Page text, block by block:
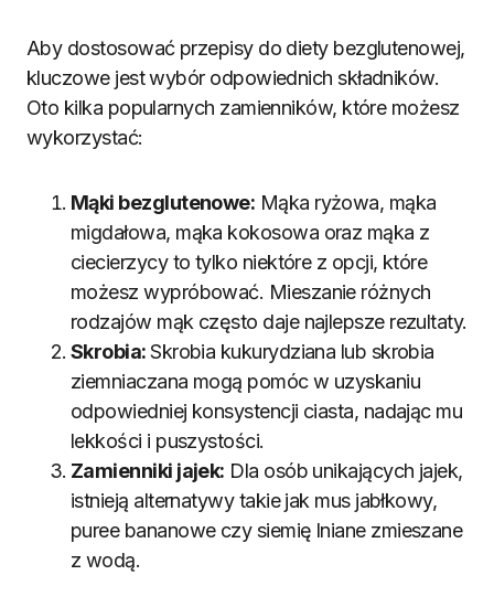
Aby dostosować przepisy do diety bezglutenowej,
kluczowe jest wybór odpowiednich składników.
Oto kilka popularnych zamienników, które możesz
wykorzystać:
Mąki bezglutenowe: Mąka ryżowa, mąka
migdałowa, mąka kokosowa oraz mąka z
ciecierzycy to tylko niektóre z opcji, które
możesz wypróbować. Mieszanie różnych
rodzajów mąk często daje najlepsze rezultaty.
Skrobia:Skrobia kukurydziana lub skrobia
ziemniaczana mogą pomóc w uzyskaniu
odpowiedniej konsystencji ciasta, nadając mu
lekkości i puszystości.
Zamienniki jajek: Dla osób unikających jajek,
istnieją alternatywy takie jak mus jabłkowy,
puree bananowe czy siemię lniane zmieszane
z wodą.